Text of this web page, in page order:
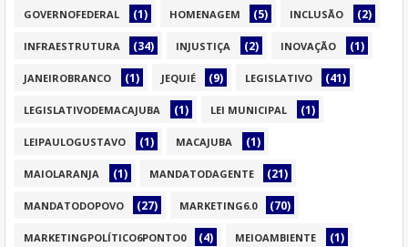
GOVERNOFEDERAL (1) HOMENAGEM (5) INCLUSÃO (2)
INFRAESTRUTURA (34) INJUSTIÇA (2) INOVAÇÃO (1)
JANEIROBRANCO (1) JEQUIÉ (9) LEGISLATIVO (41)
LEGISLATIVODEMACAJUBA (1) LEI MUNICIPAL (1)
LEIPAULOGUSTAVO (1) MACAJUBA (1)
MAIOLARANJA (1) MANDATODAGENTE (21)
MANDATODOPOVO (27) MARKETING6.0 (70)
MARKETINGPOLÍTICO6PONTO0 (4) MEIOAMBIENTE (1)